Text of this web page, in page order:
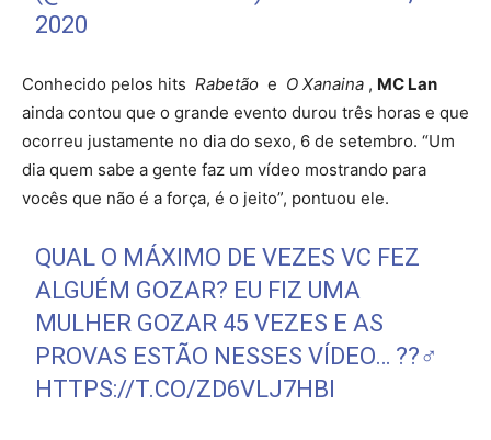
2020
Conhecido pelos hits Rabetão e O Xanaina , MC Lan
ainda contou que o grande evento durou três horas e que
ocorreu justamente no dia do sexo, 6 de setembro. “Um
dia quem sabe a gente faz um vídeo mostrando para
vocês que não é a força, é o jeito”, pontuou ele.
QUAL O MÁXIMO DE VEZES VC FEZ
ALGUÉM GOZAR? EU FIZ UMA
MULHER GOZAR 45 VEZES E AS
PROVAS ESTÃO NESSES VÍDEO… ??‍♂️
HTTPS://T.CO/ZD6VLJ7HBI